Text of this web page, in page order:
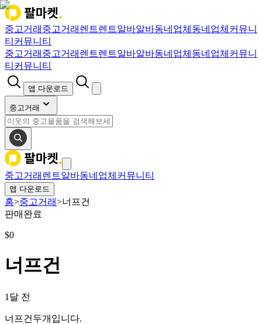
중고거래 중고거래 렌트렌트알바알바동네업체 동네업체 커뮤니
티 커뮤니티
중고거래 중고거래 렌트렌트알바알바동네업체 동네업체 커뮤니
티 커뮤니티
앱 다운로드
중고거래
중고거래 렌트알바동네업체 커뮤니티
앱 다운로드
홈>중고거래>너프건
판매완료
$0
너프건
1달 전
너프건두개입니다.